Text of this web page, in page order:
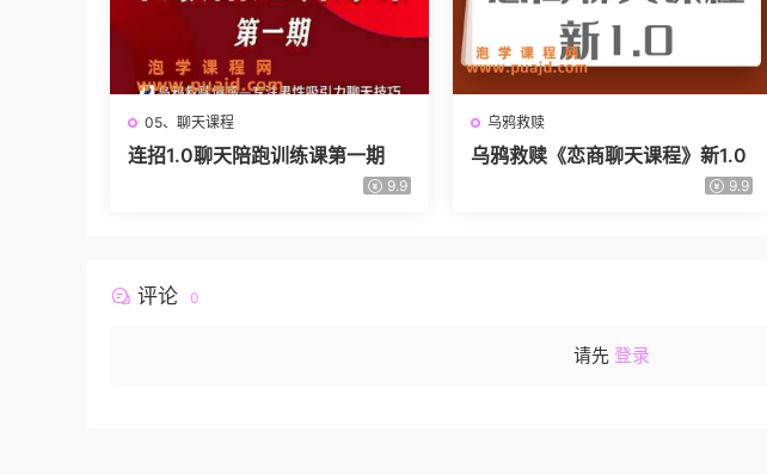
05、聊天课程
连招1.0聊天陪跑训练课第一期
9.9
乌鸦救赎
乌鸦救赎《恋商聊天课程》新1.0
9.9
评论 0
请先 登录